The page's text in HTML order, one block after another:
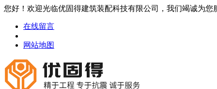
您好！欢迎光临优固得建筑装配科技有限公司，我们竭诚为您
在线留言
网站地图